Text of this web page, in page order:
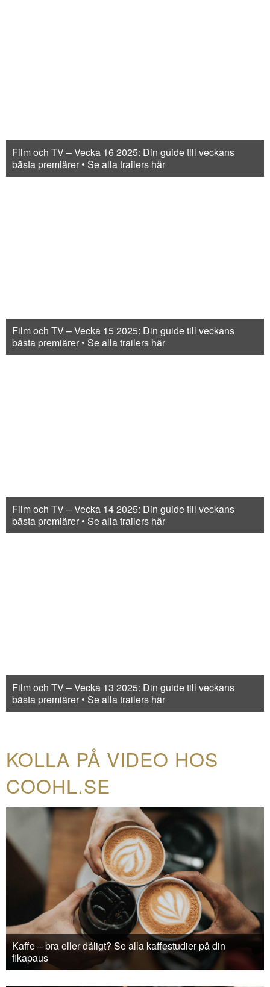
Film och TV – Vecka 16 2025: Din guide till veckans
bästa premiärer • Se alla trailers här
Film och TV – Vecka 15 2025: Din guide till veckans
bästa premiärer • Se alla trailers här
Film och TV – Vecka 14 2025: Din guide till veckans
bästa premiärer • Se alla trailers här
Film och TV – Vecka 13 2025: Din guide till veckans
bästa premiärer • Se alla trailers här
KOLLA PÅ VIDEO HOS
COOHL.SE
Kaffe – bra eller dåligt? Se alla kaffestudier på din
fikapaus